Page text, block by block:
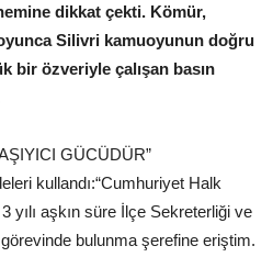
dikkat çekti. Kömür,
Silivri kamuoyunun doğru
bir özveriyle çalışan basın
GÜCÜDÜR”
kullandı:“Cumhuriyet Halk
yılı aşkın süre İlçe Sekreterliği ve
görevinde bulunma şerefine eriştim.